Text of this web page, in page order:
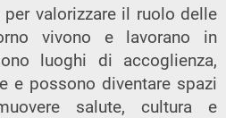
per valorizzare il ruolo delle
vivono e lavorano in
luoghi di accoglienza,
e possono diventare spazi
salute, cultura e